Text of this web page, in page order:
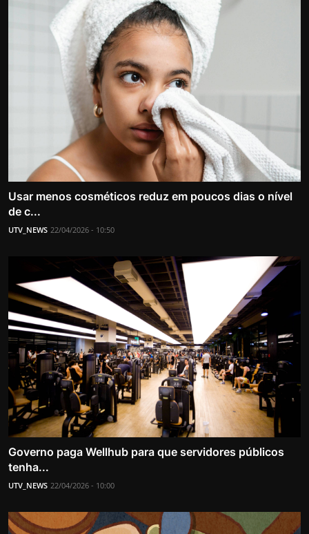
Usar menos cosméticos reduz em poucos dias o nível
de c...
UTV_NEWS 22/04/2026 - 10:50
Governo paga Wellhub para que servidores públicos
tenha...
UTV_NEWS 22/04/2026 - 10:00